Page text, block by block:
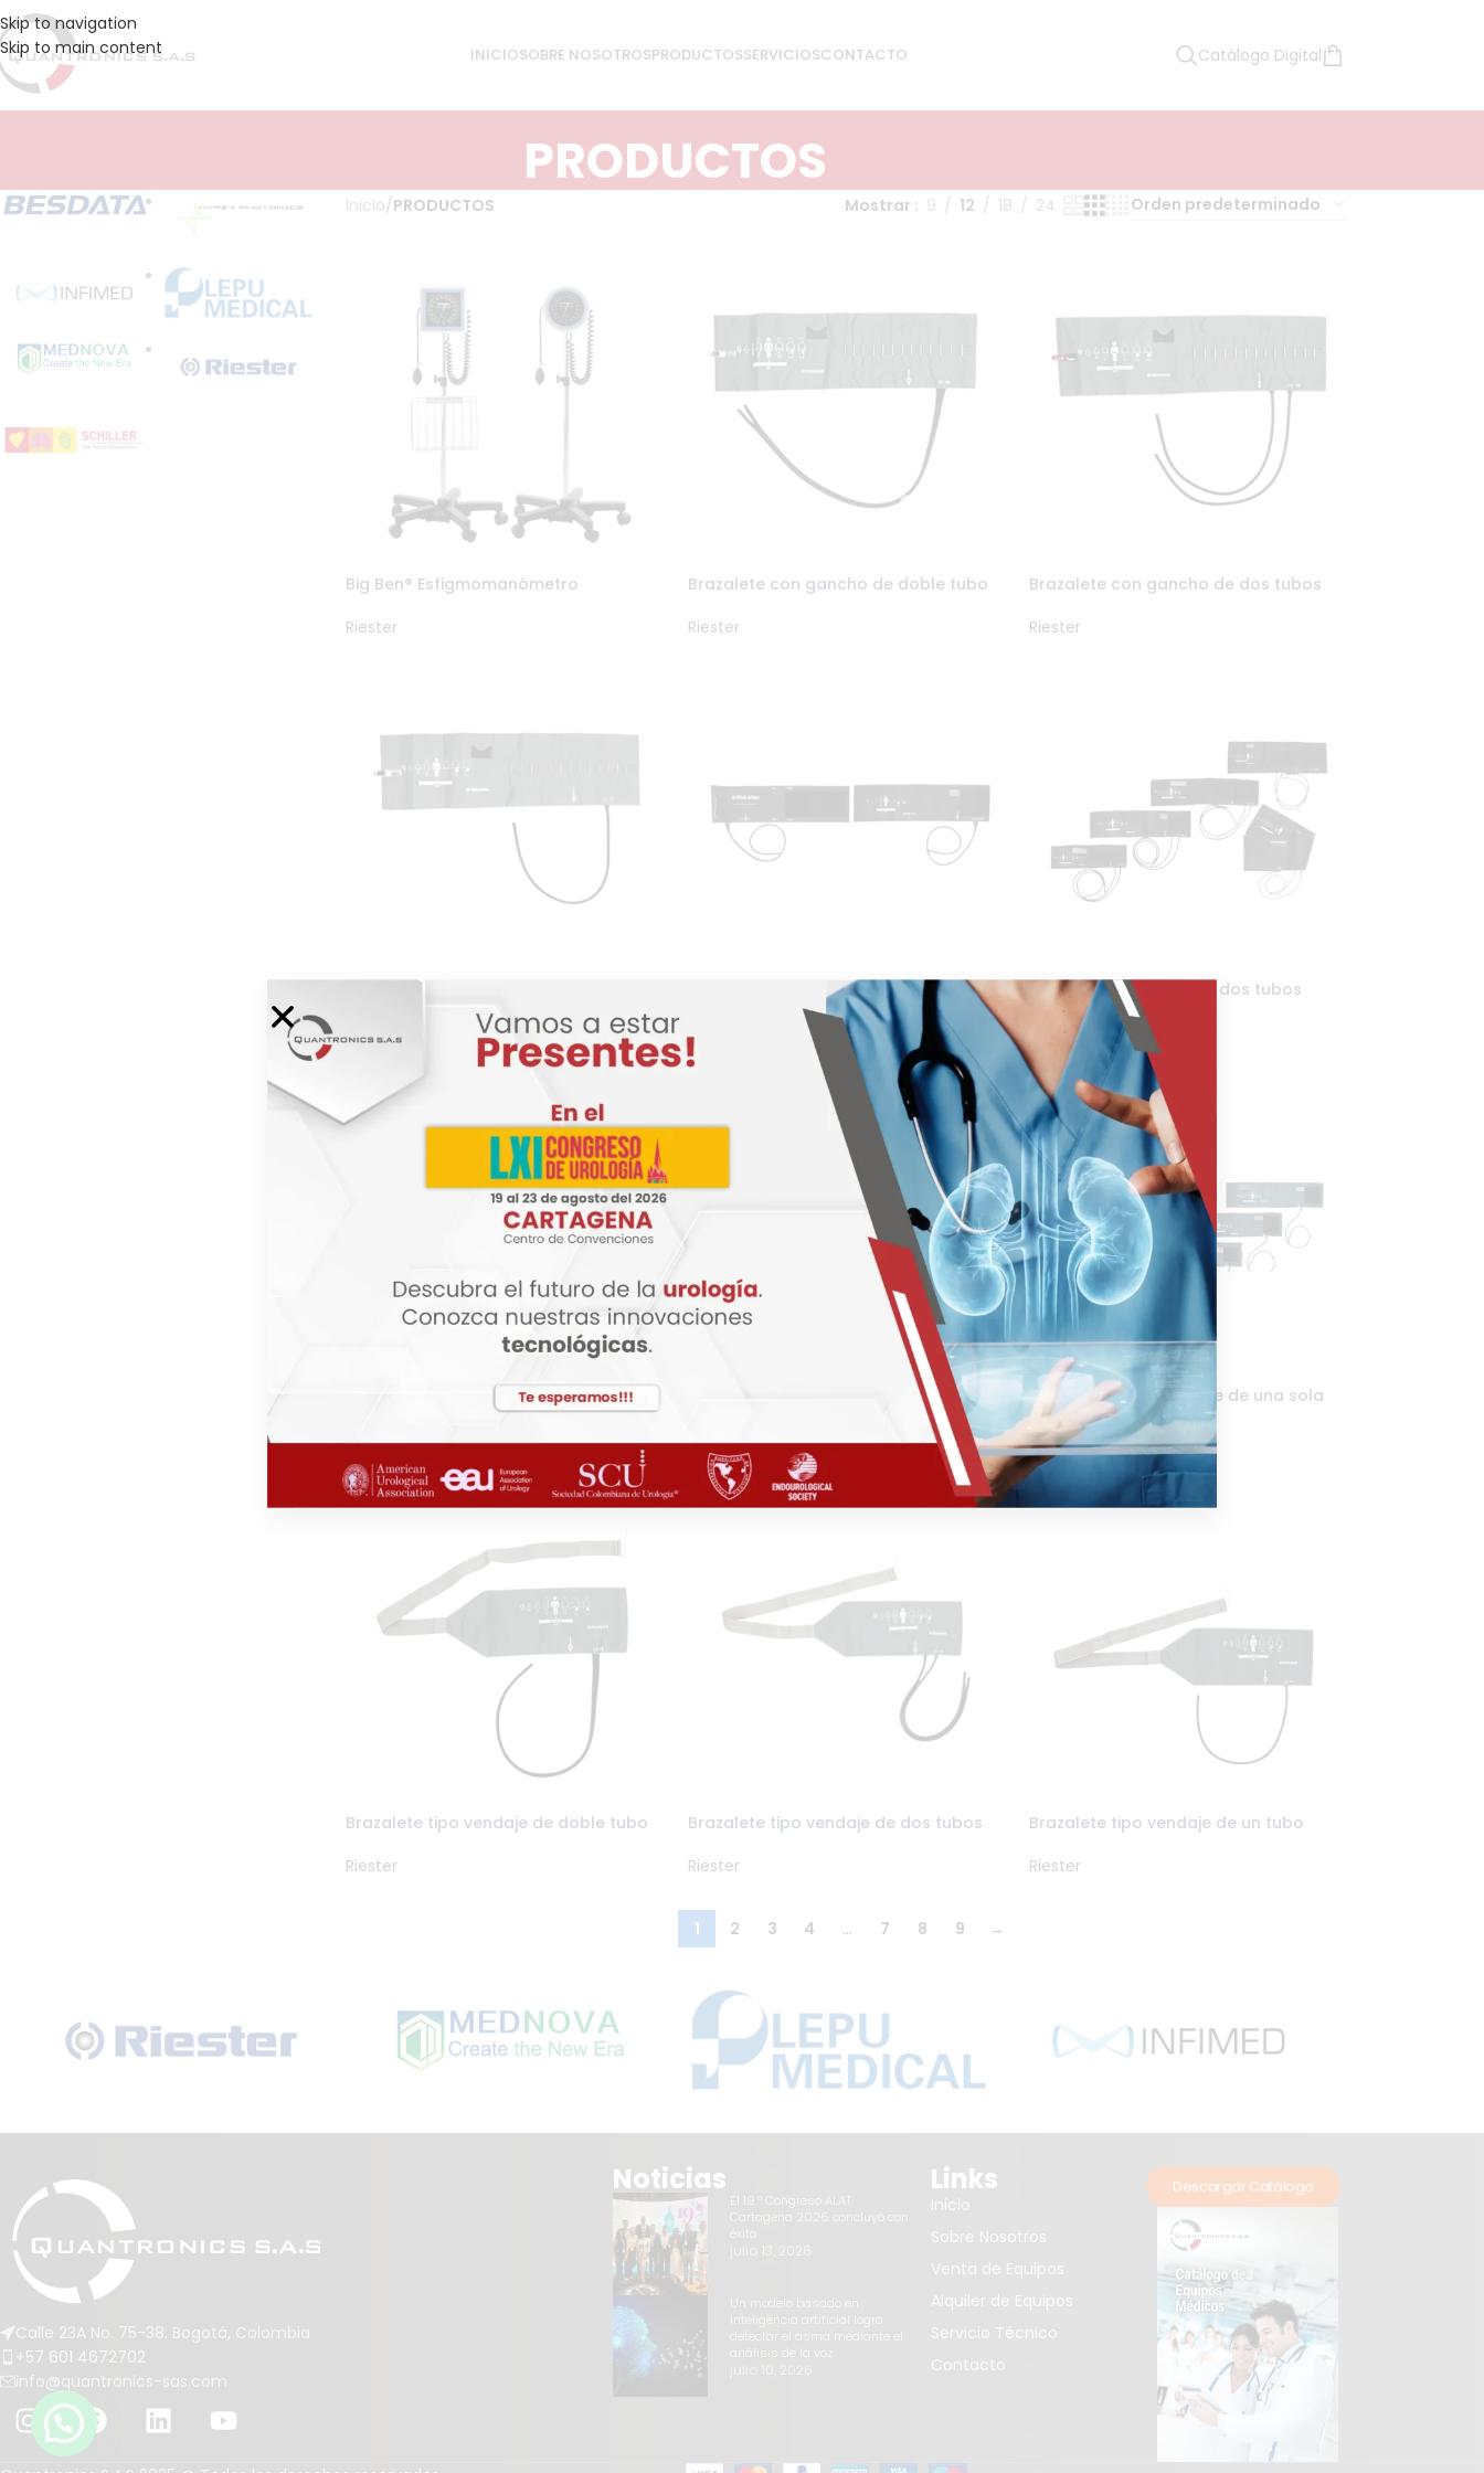
Skip to navigation
Skip to main content
INICIOSOBRE NOSOTROSPRODUCTOSSERVICIOSCONTACTO Catálogo Digital
PRODUCTOS
Inicio/PRODUCTOS Mostrar 9 12 18 24
Big Ben® Esfigmomanómetro
Riester
Brazalete con gancho de doble tubo
Riester
Brazalete con gancho de dos tubos
Riester
Riester
Brazalete de Velcro de doble tubo
Riester
Brazalete de Velcro de dos tubos
Riester
Brazalete de Velcro de un tubo
Riester
Brazalete desinfectable de una sola
Riester
Brazalete desinfectable de una sola
pieza de un tubo
Riester
Brazalete tipo vendaje de doble tubo
Riester
Brazalete tipo vendaje de dos tubos
Riester
Brazalete tipo vendaje de un tubo
Riester
1 2 3 4 … 7 8 9 →
Calle 23A No. 75-38. Bogotá, Colombia
+57 601 4672702
info@quantronics-sas.com
Noticias
El 19.º Congreso ALAT
Cartagena 2026 concluyó con
éxito
Un modelo basado en
inteligencia artificial logra
detectar el asma mediante el
análisis de la voz
Links
Inicio
Sobre Nosotros
Venta de Equipos
Alquiler de Equipos
Servicio Técnico
Contacto
Descargar Catálogo